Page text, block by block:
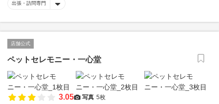
出張・訪問専門
店舗公式
ペットセレモニー・一心堂
3.05 写真 5枚